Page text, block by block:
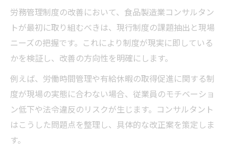
食品製造業コンサルタントが行う従業員教
育の工夫
現場の声を活かす食品製造業コンサルタン
食品製造業コンサルタントが推進するチー
ム体制づくり
食品工場の属人化を打破する改善ノウハウ
労務管理制度の改善において、食品製造業コンサルタン
トが最初に取り組むべきは、現行制度の課題抽出と現場
ニーズの把握です。これにより制度が現実に即している
かを検証し、改善の方向性を明確にします。
例えば、労働時間管理や有給休暇の取得促進に関する制
度が現場の実態に合わない場合、従業員のモチベーショ
ン低下や法令違反のリスクが生じます。コンサルタント
はこうした問題点を整理し、具体的な改正案を策定しま
す。